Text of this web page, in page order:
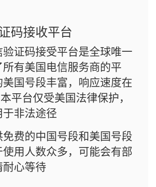
码接收平台
验证码接受平台是全球唯一
有美国电信服务商的平
美国号段丰富，响应速度在
平台仅受美国法律保护，
非法途径
费的中国号段和美国号段
用人数众多，可能会有部
耐心等待